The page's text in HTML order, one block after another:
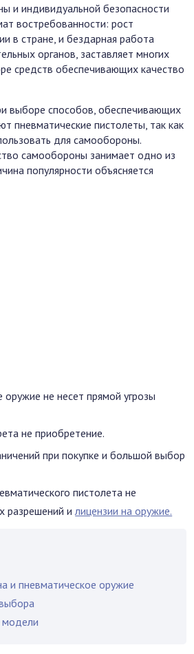
и индивидуальной безопасности
востребованности: рост
в стране, и бездарная работа
органов, заставляет многих
средств обеспечивающих качество
выборе способов, обеспечивающих
пневматические пистолеты, так как
для самообороны.
самообороны занимает одно из
популярности объясняется
оружие не несет прямой угрозы
не приобретение.
при покупке и большой выбор
пистолета не
разрешений илицензии на оружие.
и пневматическое оружие
модели